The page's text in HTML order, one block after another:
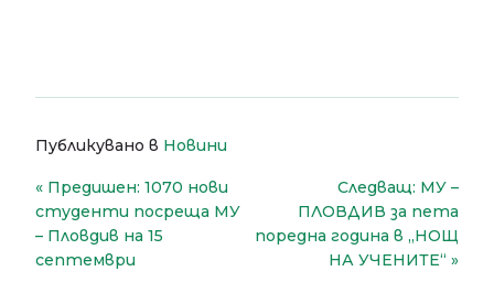
Публикувано в Новини
Навигация
Предишен: 1070 нови
студенти посреща МУ
– Пловдив на 15
септември
Следващ: МУ –
ПЛОВДИВ за пета
поредна година в „НОЩ
НА УЧЕНИТЕ“